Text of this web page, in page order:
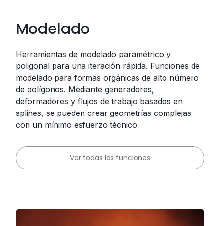
Modelado
Herramientas de modelado paramétrico y
poligonal para una iteración rápida. Funciones de
modelado para formas orgánicas de alto número
de polígonos. Mediante generadores,
deformadores y flujos de trabajo basados ​en
splines, se pueden crear geometrías complejas
con un mínimo esfuerzo técnico.
Ver todas las funciones